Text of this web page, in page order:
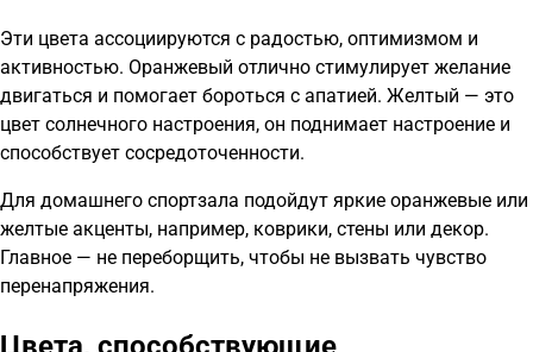
Эти цвета ассоциируются с радостью, оптимизмом и
активностью. Оранжевый отлично стимулирует желание
двигаться и помогает бороться с апатией. Желтый — это
цвет солнечного настроения, он поднимает настроение и
способствует сосредоточенности.
Для домашнего спортзала подойдут яркие оранжевые или
желтые акценты, например, коврики, стены или декор.
Главное — не переборщить, чтобы не вызвать чувство
перенапряжения.